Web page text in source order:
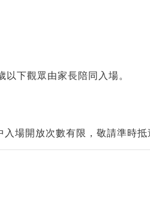
下觀眾由家長陪同入場。
場開放次數有限，敬請準時抵